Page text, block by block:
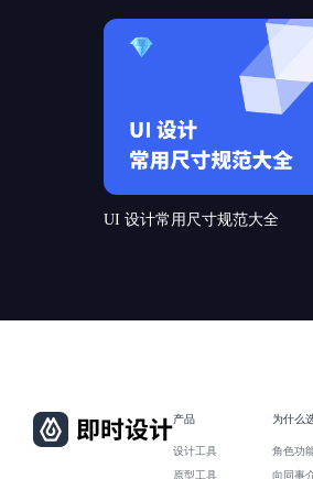
UI 设计常用尺寸规范大全
产品
设计工具
原型工具
为什么
角色功
向同事